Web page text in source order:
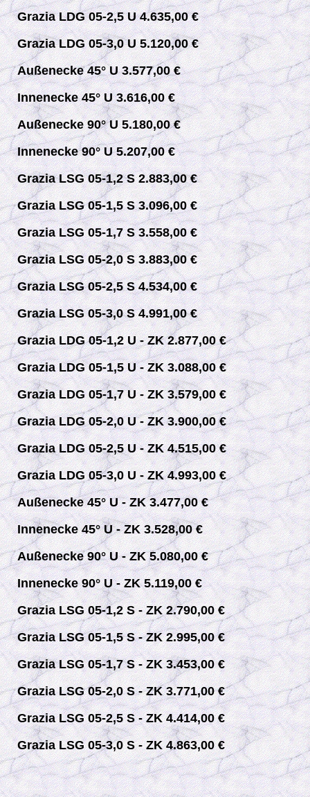
Grazia LDG 05-2,5 U 4.635,00 €
Grazia LDG 05-3,0 U 5.120,00 €
Außenecke 45° U 3.577,00 €
Innenecke 45° U 3.616,00 €
Außenecke 90° U 5.180,00 €
Innenecke 90° U 5.207,00 €
Grazia LSG 05-1,2 S 2.883,00 €
Grazia LSG 05-1,5 S 3.096,00 €
Grazia LSG 05-1,7 S 3.558,00 €
Grazia LSG 05-2,0 S 3.883,00 €
Grazia LSG 05-2,5 S 4.534,00 €
Grazia LSG 05-3,0 S 4.991,00 €
Grazia LDG 05-1,2 U - ZK 2.877,00 €
Grazia LDG 05-1,5 U - ZK 3.088,00 €
Grazia LDG 05-1,7 U - ZK 3.579,00 €
Grazia LDG 05-2,0 U - ZK 3.900,00 €
Grazia LDG 05-2,5 U - ZK 4.515,00 €
Grazia LDG 05-3,0 U - ZK 4.993,00 €
Außenecke 45° U - ZK 3.477,00 €
Innenecke 45° U - ZK 3.528,00 €
Außenecke 90° U - ZK 5.080,00 €
Innenecke 90° U - ZK 5.119,00 €
Grazia LSG 05-1,2 S - ZK 2.790,00 €
Grazia LSG 05-1,5 S - ZK 2.995,00 €
Grazia LSG 05-1,7 S - ZK 3.453,00 €
Grazia LSG 05-2,0 S - ZK 3.771,00 €
Grazia LSG 05-2,5 S - ZK 4.414,00 €
Grazia LSG 05-3,0 S - ZK 4.863,00 €